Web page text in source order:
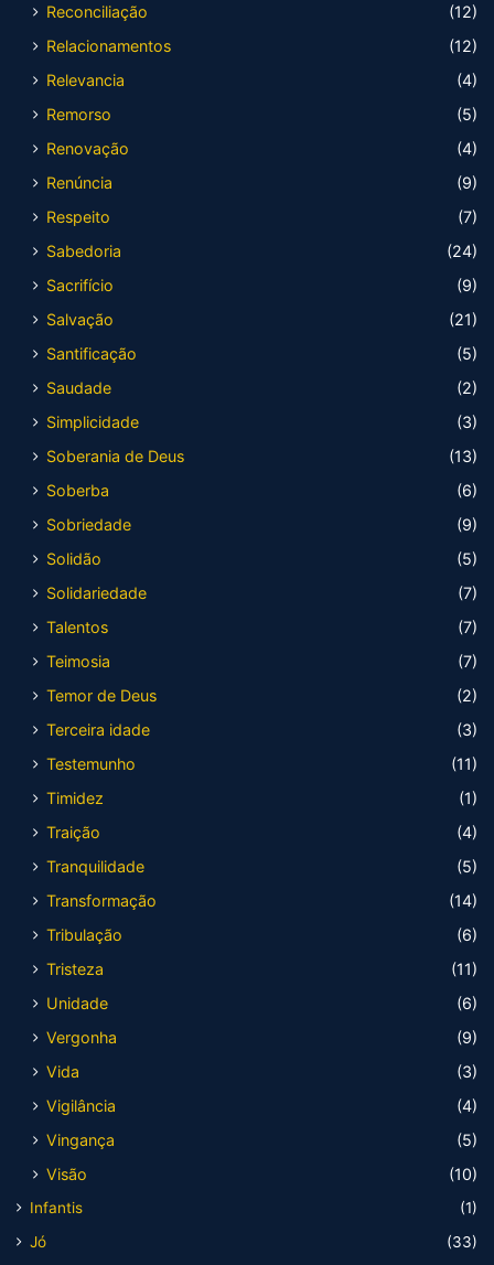
Reconciliação
(12)
Relacionamentos
(12)
Relevancia
(4)
Remorso
(5)
Renovação
(4)
Renúncia
(9)
Respeito
(7)
Sabedoria
(24)
Sacrifício
(9)
Salvação
(21)
Santificação
(5)
Saudade
(2)
Simplicidade
(3)
Soberania de Deus
(13)
Soberba
(6)
Sobriedade
(9)
Solidão
(5)
Solidariedade
(7)
Talentos
(7)
Teimosia
(7)
Temor de Deus
(2)
Terceira idade
(3)
Testemunho
(11)
Timidez
(1)
Traição
(4)
Tranquilidade
(5)
Transformação
(14)
Tribulação
(6)
Tristeza
(11)
Unidade
(6)
Vergonha
(9)
Vida
(3)
Vigilância
(4)
Vingança
(5)
Visão
(10)
Infantis
(1)
Jó
(33)